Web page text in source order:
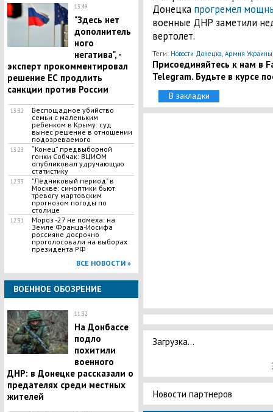
13:49
"Здесь нет
дополнитель
ного
негатива", -
эксперт прокомментировал
решение ЕС продлить
санкции против России
13:32
Беспощадное убийство
семьи с маленьким
ребенком в Крыму: суд
вынес решение в отношении
подозреваемого
13:23
​“Конец” предвыборной
гонки Собчак: ВЦИОМ
опубликовал удручающую
статистику
12:33
"Ледниковый период" в
Москве: синоптики бьют
тревогу мартовским
прогнозом погоды по
столице
12:31
Мороз -27 не помеха: на
Земле Франца-Иосифа
россияне досрочно
проголосовали на выборах
президента РФ
ВСЕ НОВОСТИ »
ВОЕННОЕ ОБОЗРЕНИЕ
11:32
На Донбассе
подло
похитили
военного
ДНР: в Донецке рассказали о
предателях среди местных
жителей
Донецка прогремел
военные ДНР заметили
вертолет.
Теги: Новости Донецка Армия Украины
Присоединяйтесь к нам в
Telegram. Будьте в курсе
В закладки
Загрузка...
Новости партнеров